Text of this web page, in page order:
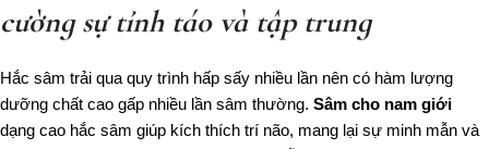
cường sự tỉnh táo và tập trung
Hắc sâm trải qua quy trình hấp sấy nhiều lần nên có hàm lượng
dưỡng chất cao gấp nhiều lần sâm thường. Sâm cho nam giới
dạng cao hắc sâm giúp kích thích trí não, mang lại sự minh mẫn và